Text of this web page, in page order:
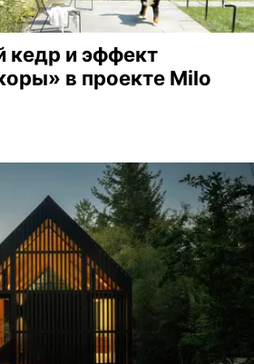
и эффект
в проекте Milo